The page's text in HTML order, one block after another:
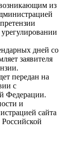
из
дней со
заявителя
передан на
с
Федерации.
и
сайта
Российской